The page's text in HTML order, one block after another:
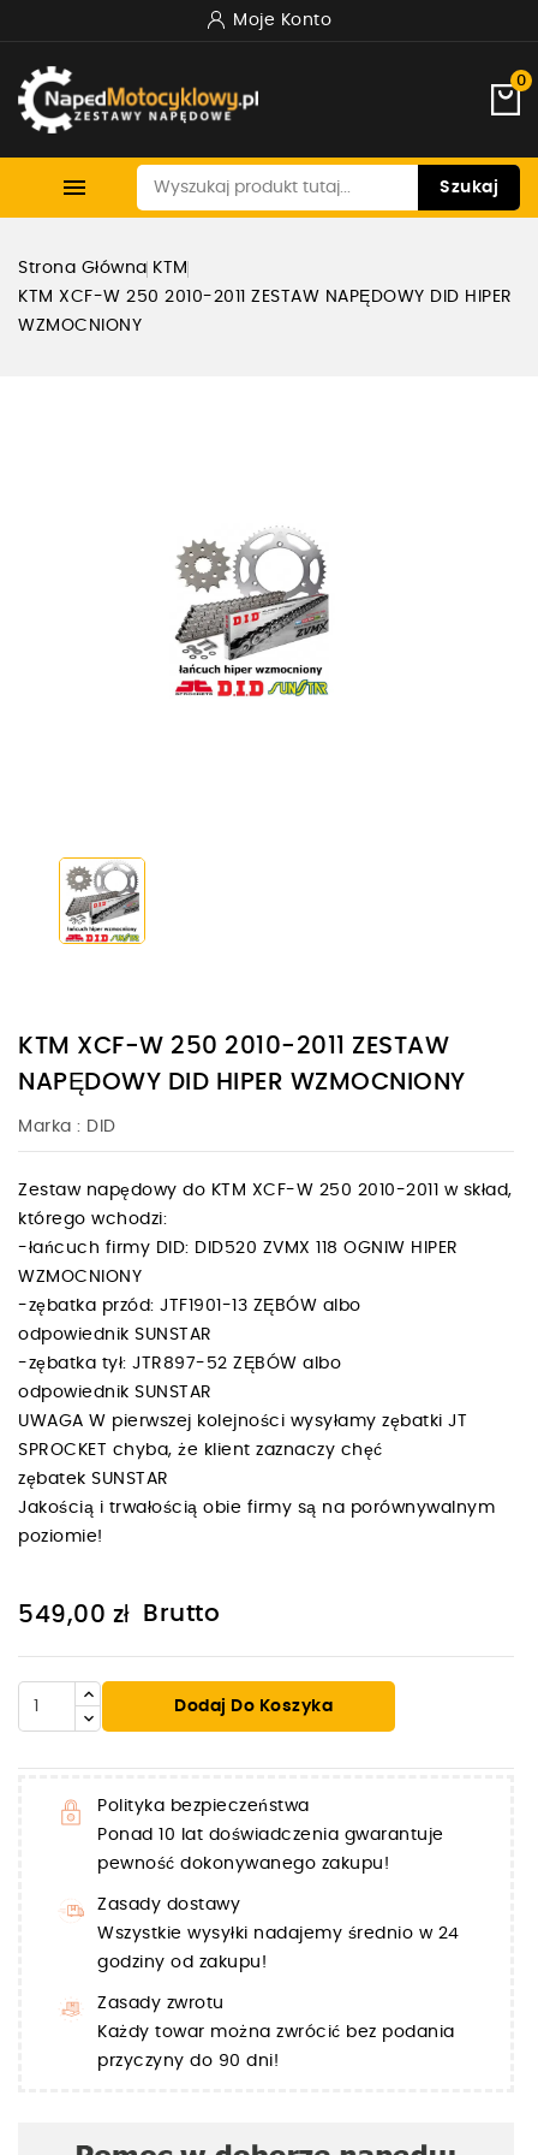
Moje Konto
0
 Szukaj
Strona Główna KTM
KTM XCF-W 250 2010-2011 ZESTAW NAPĘDOWY DID HIPER
WZMOCNIONY
KTM XCF-W 250 2010-2011 ZESTAW
NAPĘDOWY DID HIPER WZMOCNIONY
Marka : DID
Zestaw napędowy do KTM XCF-W 250 2010-2011 w skład,
którego wchodzi:
-łańcuch firmy DID: DID520 ZVMX 118 OGNIW HIPER
WZMOCNIONY
-zębatka przód: JTF1901-13 ZĘBÓW albo
odpowiednik SUNSTAR
-zębatka tył: JTR897-52 ZĘBÓW albo
odpowiednik SUNSTAR
UWAGA W pierwszej kolejności wysyłamy zębatki JT
SPROCKET chyba, że klient zaznaczy chęć
zębatek SUNSTAR
Jakością i trwałością obie firmy są na porównywalnym
poziomie!
549,00 zł Brutto
Dodaj Do Koszyka
Polityka bezpieczeństwa
Ponad 10 lat doświadczenia gwarantuje
pewność dokonywanego zakupu!
Zasady dostawy
Wszystkie wysyłki nadajemy średnio w 24
godziny od zakupu!
Zasady zwrotu
Każdy towar można zwrócić bez podania
przyczyny do 90 dni!